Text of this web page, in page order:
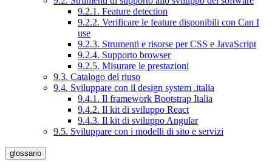
9.2.1. Feature detection
9.2.2. Verificare le feature disponibili con Can I
use
9.2.3. Strumenti e risorse per CSS e JavaScript
9.2.4. Supporto browser
9.2.5. Misurare le prestazioni
9.3. Catalogo del riuso
9.4. Sviluppare con il design system .italia
9.4.1. Il framework Bootstrap Italia
9.4.2. Il kit di sviluppo React
9.4.3. Il kit di sviluppo Angular
9.5. Sviluppare con i modelli di sito e servizi
glossario